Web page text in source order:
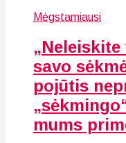
Mėgstamiausi
savo
pojūtis
mums